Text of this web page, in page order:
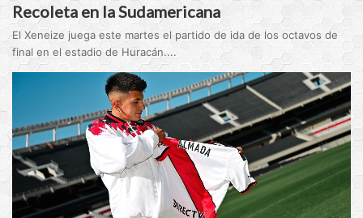
Recoleta en la Sudamericana
El Xeneize juega este martes el partido de ida de los octavos de
final en el estadio de Huracán....